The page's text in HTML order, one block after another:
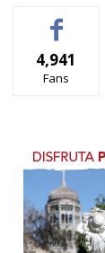
4,941
Fans